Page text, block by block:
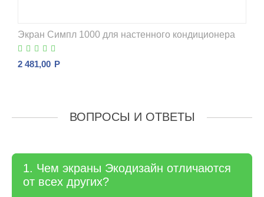
Экран Симпл 1000 для настенного кондиционера
2 481,00 Р
ВОПРОСЫ И ОТВЕТЫ
1. Чем экраны Экодизайн отличаются
от всех других?